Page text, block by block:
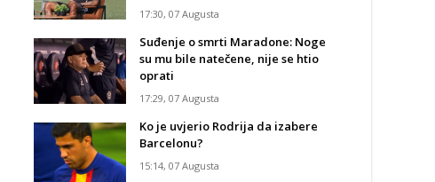
17:30, 07 Augusta
Suđenje o smrti Maradone: Noge
su mu bile natečene, nije se htio
oprati
17:29, 07 Augusta
Ko je uvjerio Rodrija da izabere
Barcelonu?
15:14, 07 Augusta